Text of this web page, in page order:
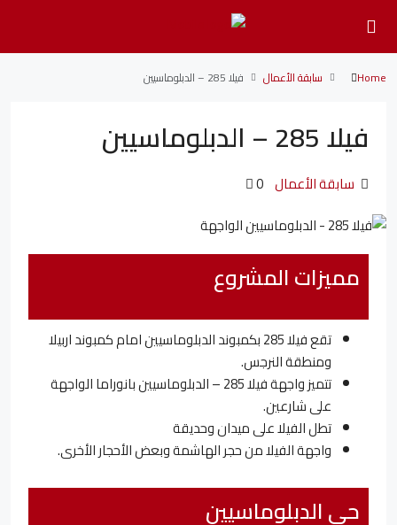
Home سابقة الأعمال فيلا 285 – الدبلوماسيين
فيلا 285 – الدبلوماسيين
سابقة الأعمال 0
مميزات المشروع
تقع فيلا 285 بكمبوند الدبلوماسيين امام كمبوند اربيلا
ومنطقة النرجس.
تتميز واجهة فيلا 285 – الدبلوماسيين بانوراما الواجهة
على شارعين.
تطل الفيلا على ميدان وحديقة
واجهة الفيلا من حجر الهاشمة وبعض الأحجار الأخرى.
حي الدبلوماسيين